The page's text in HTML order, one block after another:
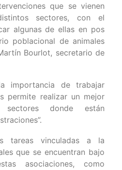
que se vienen
sectores, con el
algunas de ellas en pos
poblacional de animales
Bourlot, secretario de
importancia de trabajar
permite realizar un mejor
donde están
tareas vinculadas a la
que se encuentran bajo
asociaciones, como